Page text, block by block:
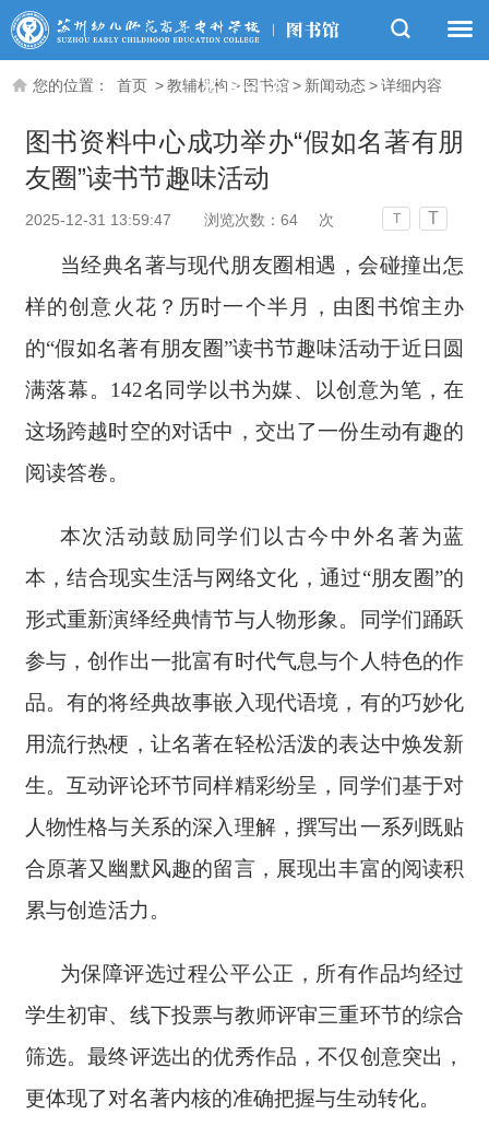
新闻动态
您的位置： 首页 >教辅机构 > 图书馆> 新闻动态>详细内容
图书资料中心成功举办“假如名著有朋
友圈”读书节趣味活动
2025-12-31 13:59:47 浏览次数： 64 次 T T
当经典名著与现代朋友圈相遇，会碰撞出怎
样的创意火花？历时一个半月，由图书馆主办
的“假如名著有朋友圈”读书节趣味活动于近日圆
满落幕。142名同学以书为媒、以创意为笔，在
这场跨越时空的对话中，交出了一份生动有趣的
阅读答卷。
本次活动鼓励同学们以古今中外名著为蓝
本，结合现实生活与网络文化，通过“朋友圈”的
形式重新演绎经典情节与人物形象。同学们踊跃
参与，创作出一批富有时代气息与个人特色的作
品。有的将经典故事嵌入现代语境，有的巧妙化
用流行热梗，让名著在轻松活泼的表达中焕发新
生。互动评论环节同样精彩纷呈，同学们基于对
人物性格与关系的深入理解，撰写出一系列既贴
合原著又幽默风趣的留言，展现出丰富的阅读积
累与创造活力。
为保障评选过程公平公正，所有作品均经过
学生初审、线下投票与教师评审三重环节的综合
筛选。最终评选出的优秀作品，不仅创意突出，
更体现了对名著内核的准确把握与生动转化。